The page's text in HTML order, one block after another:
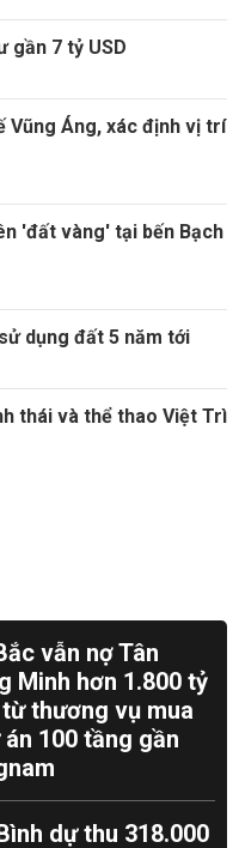
gần 7 tỷ USD
Vũng Áng, xác định vị trí
'đất vàng' tại bến Bạch
dụng đất 5 năm tới
thái và thể thao Việt Trì
vẫn nợ Tân
Minh hơn 1.800 tỷ
thương vụ mua
100 tầng gần
dự thu 318.000